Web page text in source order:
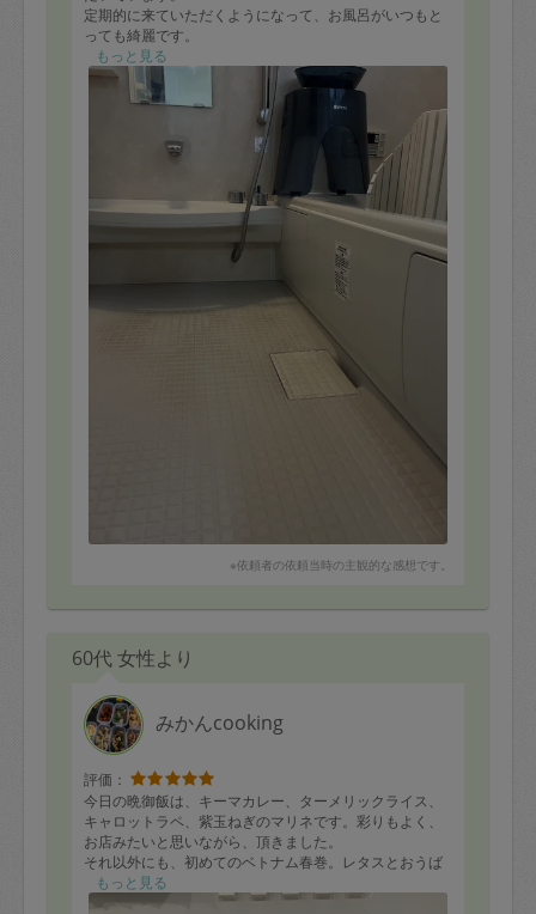
定期的に来ていただくようになって、お風呂がいつもと
っても綺麗です。
梅雨の時期のピンクカビの心配がないのが嬉しいです。
もっと見る
※依頼者の依頼当時の主観的な感想です。
60代 女性より
みかんcooking
評価：
今日の晩御飯は、キーマカレー、ターメリックライス、
キャロットラペ、紫玉ねぎのマリネです。彩りもよく、
お店みたいと思いながら、頂きました。
それ以外にも、初めてのベトナム春巻。レタスとおうば
を巻いて食べました。とても美味しかったです。
次回もよろしくお願いします。
もっと見る